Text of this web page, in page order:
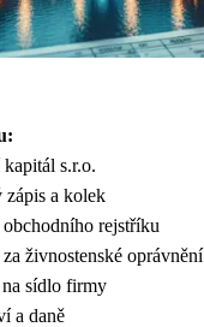
s.r.o.
zápis a kolek
obchodního rejstříku
živnostenské oprávnění
sídlo firmy
a daně